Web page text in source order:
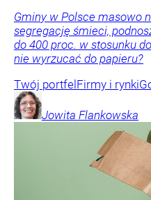
Gminy w Polsce masowo
segregację śmieci,
do 400 proc. w stosunku
nie wyrzucać do papieru?
Twój portfelFirmy i rynki
Jowita Flankowska